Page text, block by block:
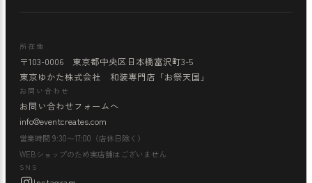
所在地
〒103-0006 東京都中央区日本橋富沢町3-5
東京ゆかた株式会社 和装専門店「お祭天国」
お問い合わせ
お問い合わせフォームへ
info@eventcreates.com
営業時間 9:30〜17:00（店休日除く）
WEBショップのため実店舗はございません
SNS